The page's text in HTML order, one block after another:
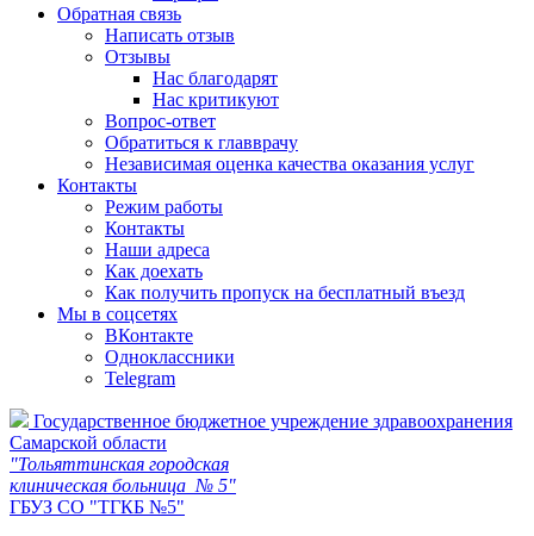
Обратная связь
Написать отзыв
Отзывы
Нас благодарят
Нас критикуют
Вопрос-ответ
Обратиться к главврачу
Независимая оценка качества оказания услуг
Контакты
Режим работы
Контакты
Наши адреса
Как доехать
Как получить пропуск на бесплатный въезд
Мы в соцсетях
ВКонтакте
Одноклассники
Telegram
Государственное бюджетное учреждение здравоохранения
Самарской области
"Тольяттинская городская
клиническая больница № 5"
ГБУЗ СО "ТГКБ №5"